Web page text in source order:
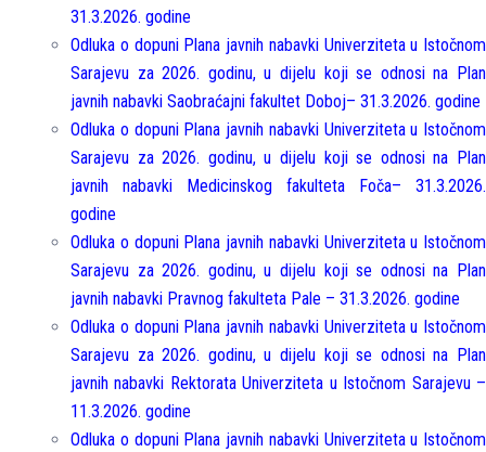
31.3.2026. godine
Odluka o dopuni Plana javnih nabavki Univerziteta u Istočnom
Sarajevu za 2026. godinu, u dijelu koji se odnosi na Plan
javnih nabavki Saobraćajni fakultet Doboj– 31.3.2026. godine
Odluka o dopuni Plana javnih nabavki Univerziteta u Istočnom
Sarajevu za 2026. godinu, u dijelu koji se odnosi na Plan
javnih nabavki Medicinskog fakulteta Foča– 31.3.2026.
godine
Odluka o dopuni Plana javnih nabavki Univerziteta u Istočnom
Sarajevu za 2026. godinu, u dijelu koji se odnosi na Plan
javnih nabavki Pravnog fakulteta Pale – 31.3.2026. godine
Odluka o dopuni Plana javnih nabavki Univerziteta u Istočnom
Sarajevu za 2026. godinu, u dijelu koji se odnosi na Plan
javnih nabavki Rektorata Univerziteta u Istočnom Sarajevu –
11.3.2026. godine
Odluka o dopuni Plana javnih nabavki Univerziteta u Istočnom